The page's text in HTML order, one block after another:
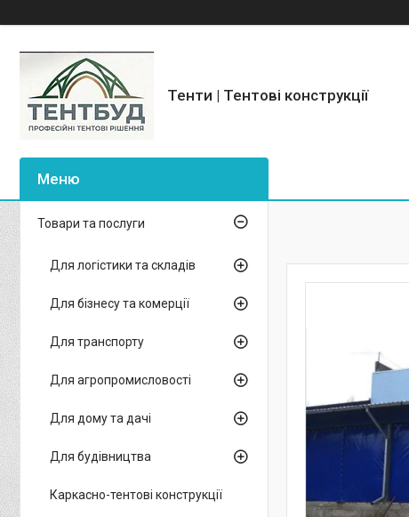
Тенти | Тентові конструкції
Товари та послуги
Для логістики та складів
Для бізнесу та комерції
Для транспорту
Для агропромисловості
Для дому та дачі
Для будівництва
Каркасно-тентові конструкції